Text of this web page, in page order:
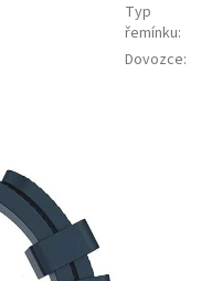
Typ
řemínku:
Dovozce: